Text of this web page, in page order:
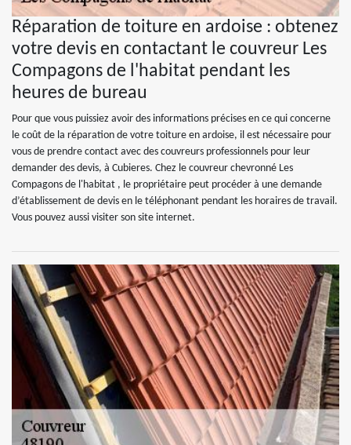
Réparation de toiture en ardoise : obtenez
votre devis en contactant le couvreur Les
Compagons de l'habitat pendant les
heures de bureau
Pour que vous puissiez avoir des informations précises en ce qui concerne
le coût de la réparation de votre toiture en ardoise, il est nécessaire pour
vous de prendre contact avec des couvreurs professionnels pour leur
demander des devis, à Cubieres. Chez le couvreur chevronné Les
Compagons de l'habitat , le propriétaire peut procéder à une demande
d’établissement de devis en le téléphonant pendant les horaires de travail.
Vous pouvez aussi visiter son site internet.